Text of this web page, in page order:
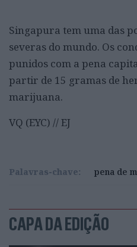
Singapura tem uma das
severas do mundo. Os
punidos com a pena
partir de 15 gramas de
marijuana.
VQ (EYC) // EJ
Palavras-chave: pena de
CAPA DA EDIÇÃO